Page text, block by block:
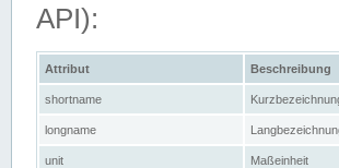
API):
Attribut Beschreibung
shortname
longname
unit Maßeinheit